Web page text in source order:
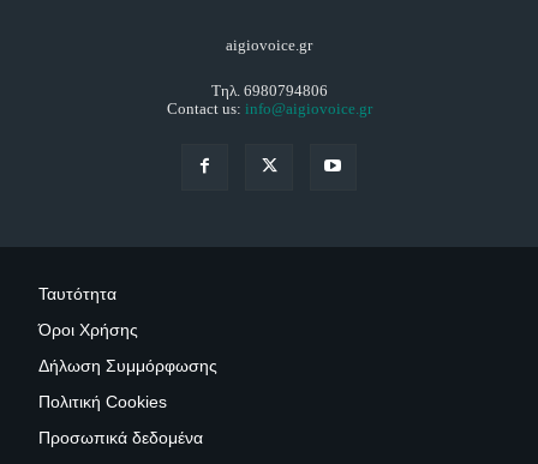
aigiovoice.gr
Τηλ. 6980794806
Contact us: info@aigiovoice.gr
Ταυτότητα
Όροι Χρήσης
Δήλωση Συμμόρφωσης
Πολιτική Cookies
Προσωπικά δεδομένα